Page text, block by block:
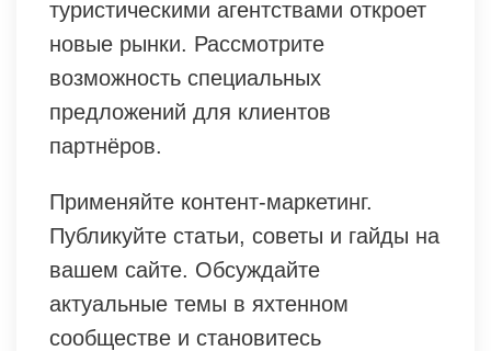
туристическими агентствами откроет
новые рынки. Рассмотрите
возможность специальных
предложений для клиентов
партнёров.
Применяйте контент-маркетинг.
Публикуйте статьи, советы и гайды на
вашем сайте. Обсуждайте
актуальные темы в яхтенном
сообществе и становитесь